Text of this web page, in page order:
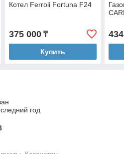
Котел Ferroli Fortuna F24
375 000₸
Купить
год